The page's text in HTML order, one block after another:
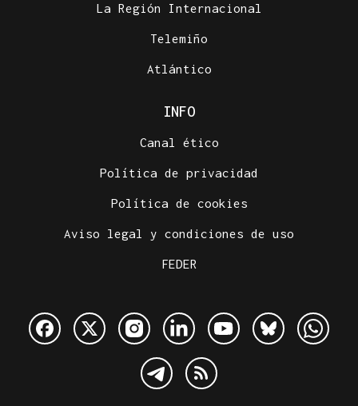
La Región Internacional
Telemiño
Atlántico
INFO
Canal ético
Política de privacidad
Política de cookies
Aviso legal y condiciones de uso
FEDER